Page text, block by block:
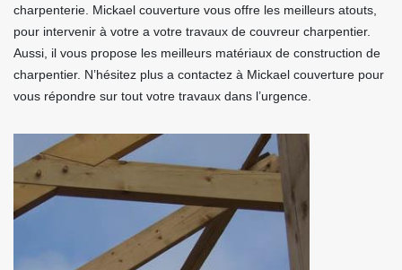
charpenterie. Mickael couverture vous offre les meilleurs atouts,
pour intervenir à votre a votre travaux de couvreur charpentier.
Aussi, il vous propose les meilleurs matériaux de construction de
charpentier. N’hésitez plus a contactez à Mickael couverture pour
vous répondre sur tout votre travaux dans l’urgence.